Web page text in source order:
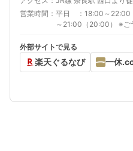
営業時間
平日 ：18:00～22:00
～21:00（20:00） ※
外部サイトで見る
楽天ぐるなび 一休